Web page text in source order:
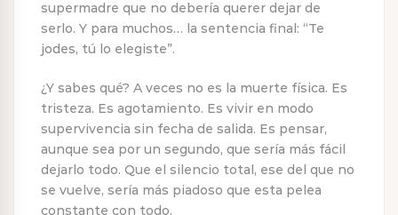
supermadre que no debería querer dejar de
serlo. Y para muchos… la sentencia final: “Te
jodes, tú lo elegiste”.
¿Y sabes qué? A veces no es la muerte física. Es
tristeza. Es agotamiento. Es vivir en modo
supervivencia sin fecha de salida. Es pensar,
aunque sea por un segundo, que sería más fácil
dejarlo todo. Que el silencio total, ese del que no
se vuelve, sería más piadoso que esta pelea
constante con todo.